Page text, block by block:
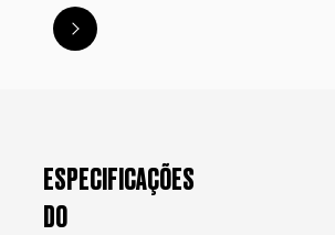
ESPECIFICAÇÕES
DO